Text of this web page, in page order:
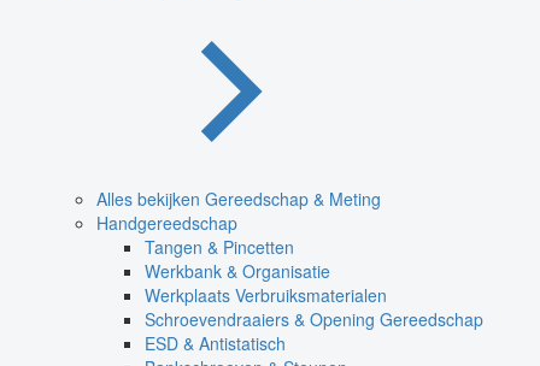
Alles bekijken Gereedschap & Meting
Handgereedschap
Tangen & Pincetten
Werkbank & Organisatie
Werkplaats Verbruiksmaterialen
Schroevendraaiers & Opening Gereedschap
ESD & Antistatisch